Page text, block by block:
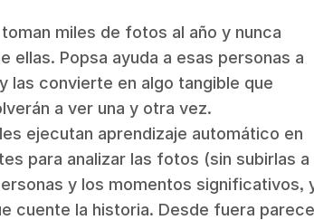
miles de fotos al año y nunca
ellas. Popsa ayuda a esas personas a
las convierte en algo tangible que
a ver una y otra vez.
ejecutan aprendizaje automático en
para analizar las fotos (sin subirlas a
y los momentos significativos,
cuente la historia. Desde fuera parece